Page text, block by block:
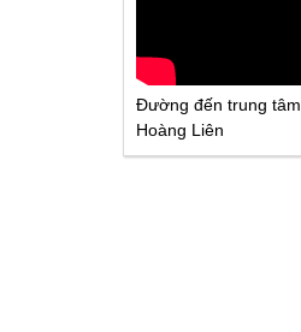
Đường đến trung
Hoàng Liên